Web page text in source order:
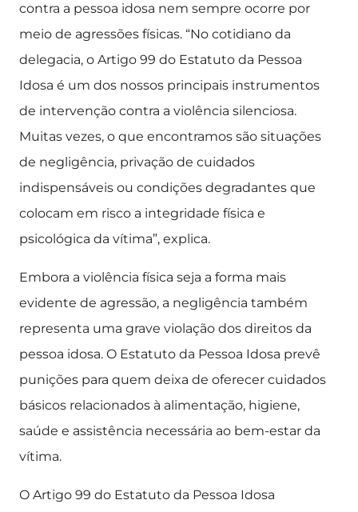
contra a pessoa idosa nem sempre ocorre por
meio de agressões físicas. “No cotidiano da
delegacia, o Artigo 99 do Estatuto da Pessoa
Idosa é um dos nossos principais instrumentos
de intervenção contra a violência silenciosa.
Muitas vezes, o que encontramos são situações
de negligência, privação de cuidados
indispensáveis ou condições degradantes que
colocam em risco a integridade física e
psicológica da vítima”, explica.
Embora a violência física seja a forma mais
evidente de agressão, a negligência também
representa uma grave violação dos direitos da
pessoa idosa. O Estatuto da Pessoa Idosa prevê
punições para quem deixa de oferecer cuidados
básicos relacionados à alimentação, higiene,
saúde e assistência necessária ao bem-estar da
vítima.
O Artigo 99 do Estatuto da Pessoa Idosa